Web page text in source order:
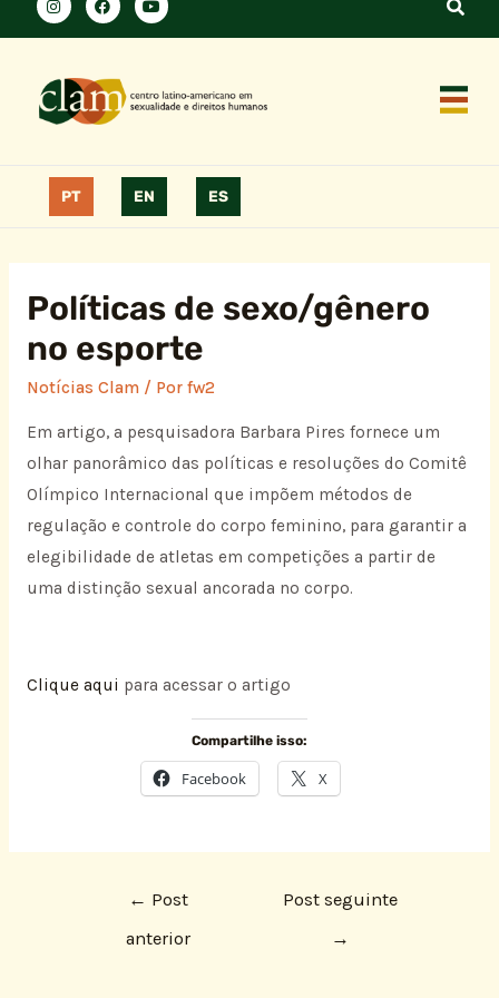
PT EN ES
Políticas de sexo/gênero
no esporte
Notícias Clam/ Por fw2
Em artigo, a pesquisadora Barbara Pires fornece um
olhar panorâmico das políticas e resoluções do Comitê
Olímpico Internacional que impõem métodos de
regulação e controle do corpo feminino, para garantir a
elegibilidade de atletas em competições a partir de
uma distinção sexual ancorada no corpo.
Clique aqui para acessar o artigo
Compartilhe isso:
Facebook X
← Post
anterior
Post seguinte
→